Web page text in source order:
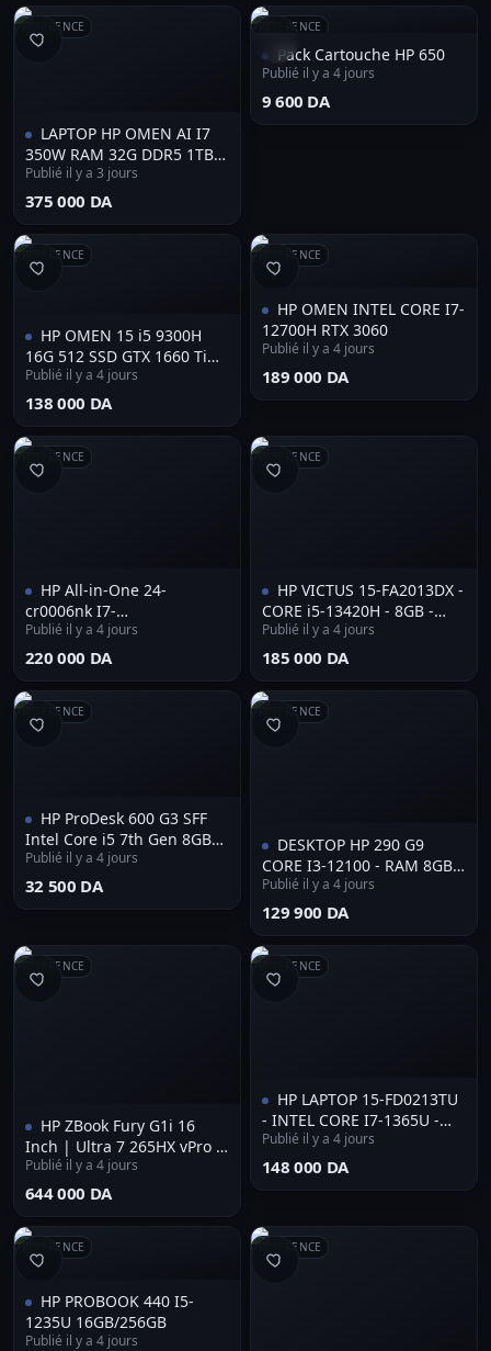
RÉFÉRENCE
LAPTOP HP OMEN AI I7
350W RAM 32G DDR5 1TB
SSD NVME RTX 5070 8GB
2K 240HZ
Publié il y a 3 jours
⁦375 000 DA⁩
RÉFÉRENCE
Pack Cartouche HP 650
Publié il y a 4 jours
⁦9 600 DA⁩
RÉFÉRENCE
HP OMEN 15 i5 9300H
16G 512 SSD GTX 1660 Ti
6G 15.6" Full HD
Publié il y a 4 jours
⁦138 000 DA⁩
RÉFÉRENCE
HP OMEN INTEL CORE I7-
12700H RTX 3060
Publié il y a 4 jours
⁦189 000 DA⁩
RÉFÉRENCE
HP All-in-One 24-
cr0006nk I7-
1355U/16GB/SSD1T WIFI6
23.8 WIN 11 TACTIL(
Publié il y a 4 jours
⁦220 000 DA⁩
RÉFÉRENCE
HP VICTUS 15-FA2013DX -
CORE i5-13420H - 8GB -
512GB SSD - 15.6" FHD
GEFORCE RTX 4050 6GB -
Publié il y a 4 jours
⁦185 000 DA⁩
RÉFÉRENCE
HP ProDesk 600 G3 SFF
Intel Core i5 7th Gen 8GB
RAM 256GB SSD Wi-Fi
Windows 10 Pro
Publié il y a 4 jours
⁦32 500 DA⁩
RÉFÉRENCE
DESKTOP HP 290 G9
CORE I3-12100 - RAM 8GB -
SSD 512GB - UHD 770 +
ECRAN HP 21.5" 22V G5
Publié il y a 4 jours
⁦129 900 DA⁩
RÉFÉRENCE
HP ZBook Fury G1i 16
Inch | Ultra 7 265HX vPro |
RTX PRO 4000-Blackwell
16GB GDDR7 | 64GB RAM |
WORKSTATION
Publié il y a 4 jours
⁦644 000 DA⁩
RÉFÉRENCE
HP LAPTOP 15-FD0213TU
- INTEL CORE I7-1365U -
ÉCRAN 15,6" FHD - 8GO
DDR4 - 512GO SSD NVME -
Publié il y a 4 jours
⁦148 000 DA⁩
RÉFÉRENCE
HP PROBOOK 440 I5-
1235U 16GB/256GB
Publié il y a 4 jours
RÉFÉRENCE